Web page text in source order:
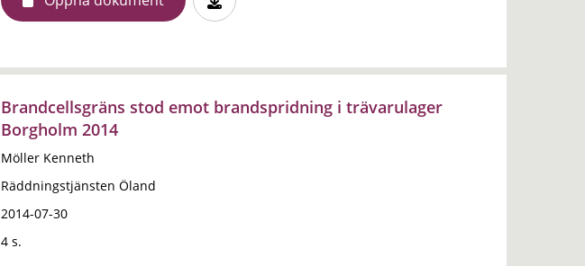
Brandcellsgräns stod emot brandspridning i trävarulager
Borgholm 2014
Möller Kenneth
Räddningstjänsten Öland
2014-07-30
4 s.